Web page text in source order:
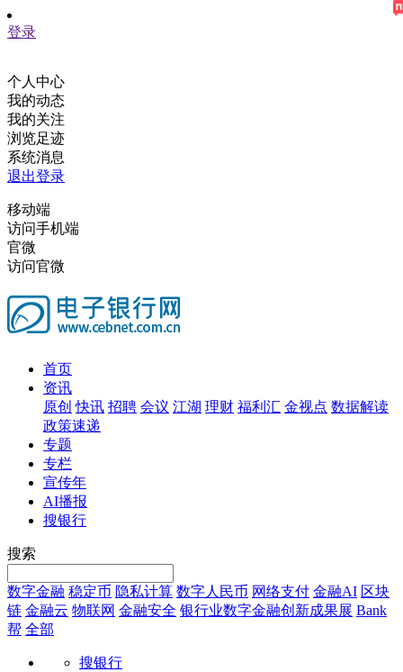
登录
个人中心
我的动态
我的关注
浏览足迹
系统消息
退出登录
移动端
访问手机端
官微
访问官微
首页
资讯
原创 快讯 招聘 会议 江湖 理财 福利汇 金视点 数据解读
政策速递
专题
专栏
宣传年
AI播报
搜银行
搜索
数字金融 稳定币 隐私计算 数字人民币 网络支付 金融AI 区块
链 金融云 物联网 金融安全 银行业数字金融创新成果展 Bank
帮 全部
搜银行